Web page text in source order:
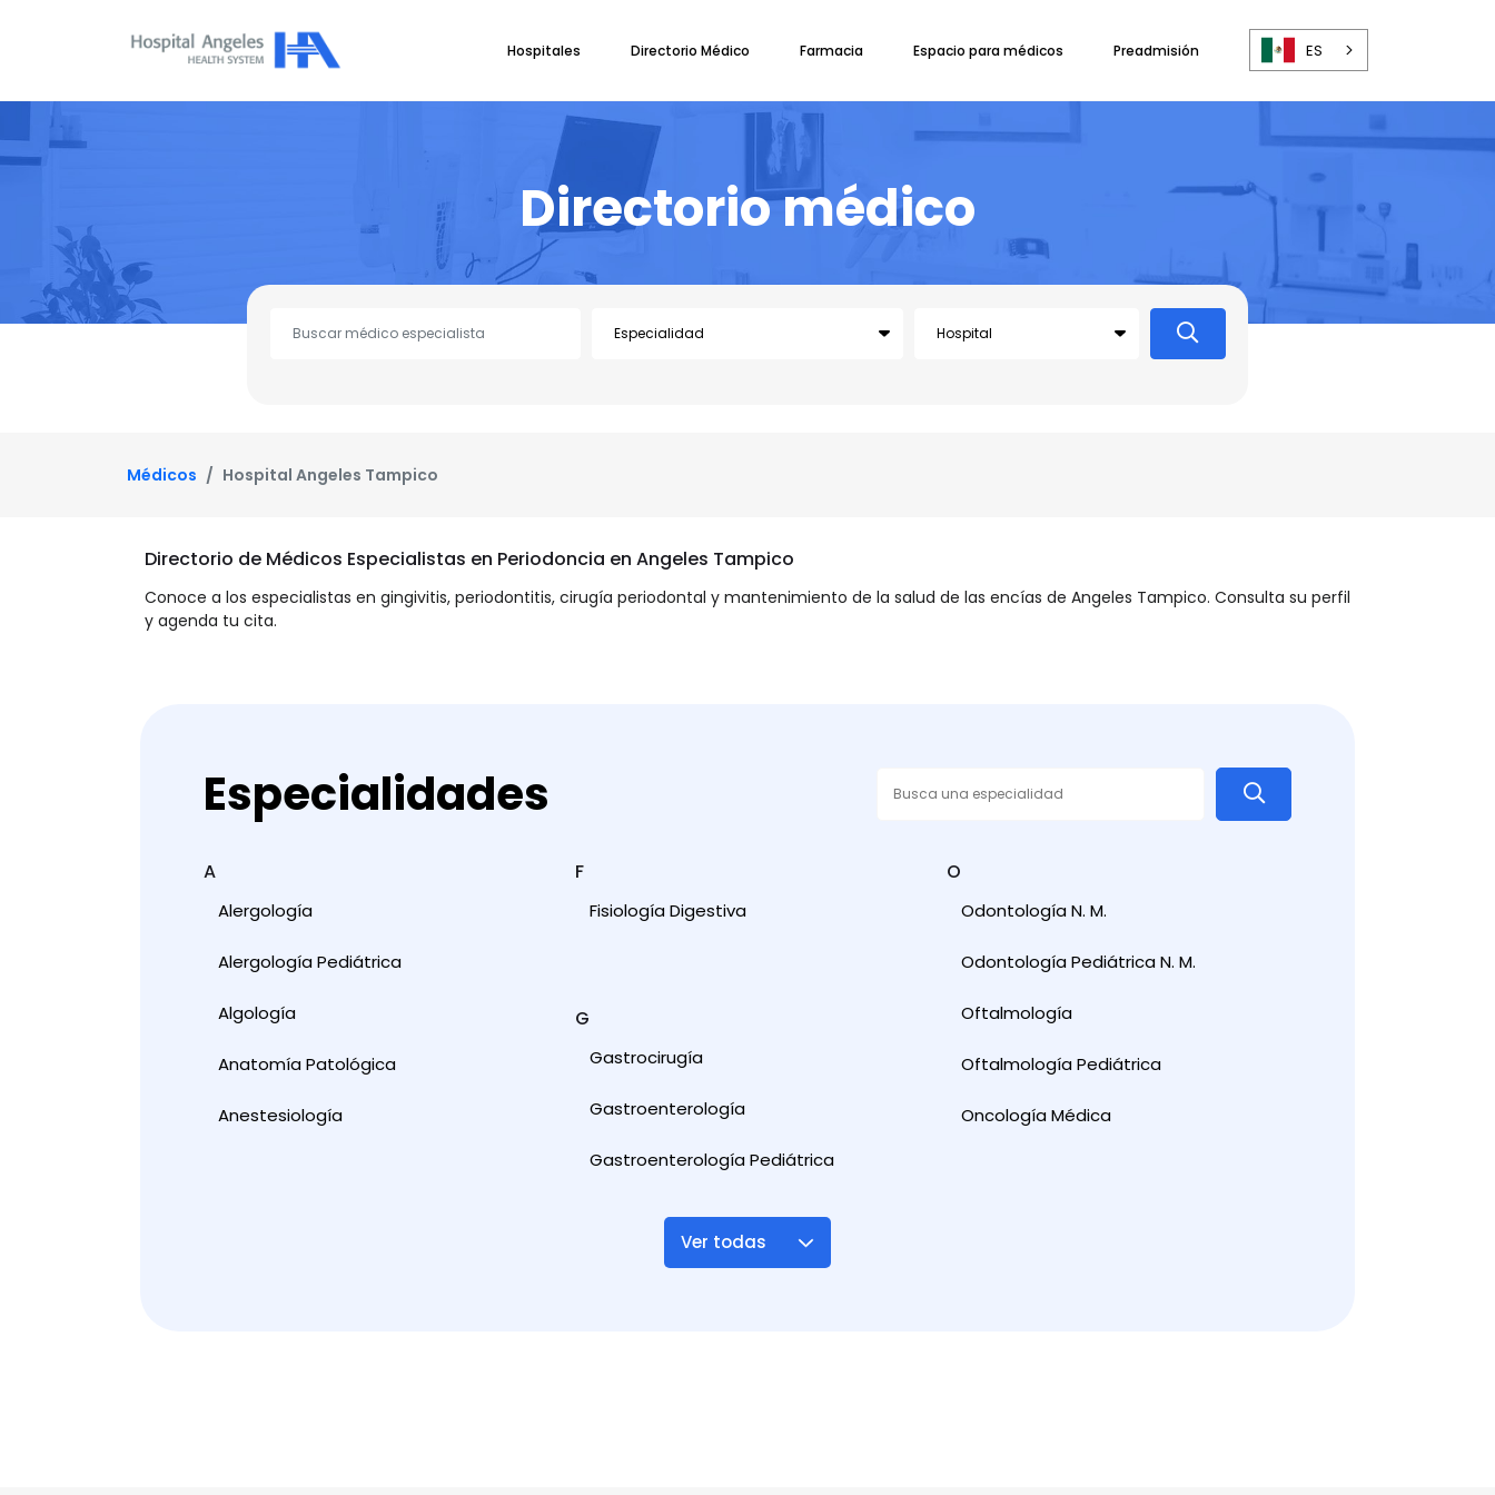
Hospitales Directorio Médico Farmacia Espacio para médicos Preadmisión ES
Directorio médico
Médicos Hospital Angeles Tampico
Directorio de Médicos Especialistas en Periodoncia en Angeles Tampico
Conoce a los especialistas en gingivitis, periodontitis, cirugía periodontal y mantenimiento de la salud de las encías de Angeles Tampico. Consulta su perfil
y agenda tu cita.
Especialidades
A
Alergología
Alergología Pediátrica
Algología
Anatomía Patológica
Anestesiología
F
Fisiología Digestiva
G
Gastrocirugía
Gastroenterología
Gastroenterología Pediátrica
O
Odontología N. M.
Odontología Pediátrica N. M.
Oftalmología
Oftalmología Pediátrica
Oncología Médica
Ver todas